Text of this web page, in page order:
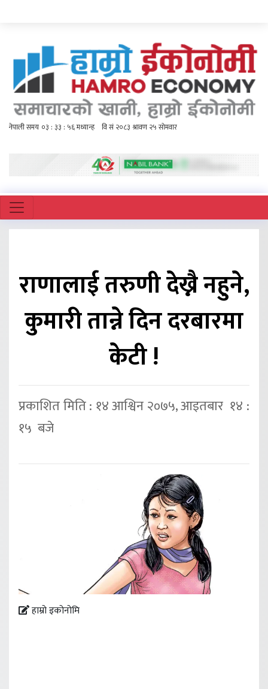
राणालाई तरुणी देख्नै नहुने,
कुमारी तान्ने दिन दरबारमा
केटी !
प्रकाशित मिति : १४ आश्विन २०७५, आइतबार १४ :
१५ बजे
हाम्रो इकोनोमि